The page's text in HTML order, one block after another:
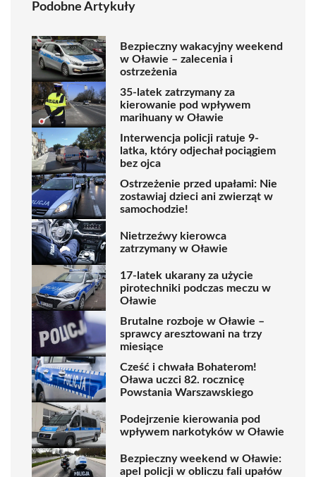
Podobne Artykuły
Bezpieczny wakacyjny weekend
w Oławie – zalecenia i
ostrzeżenia
35-latek zatrzymany za
kierowanie pod wpływem
marihuany w Oławie
Interwencja policji ratuje 9-
latka, który odjechał pociągiem
bez ojca
Ostrzeżenie przed upałami: Nie
zostawiaj dzieci ani zwierząt w
samochodzie!
Nietrzeźwy kierowca
zatrzymany w Oławie
17-latek ukarany za użycie
pirotechniki podczas meczu w
Oławie
Brutalne rozboje w Oławie –
sprawcy aresztowani na trzy
miesiące
Cześć i chwała Bohaterom!
Oława uczci 82. rocznicę
Powstania Warszawskiego
Podejrzenie kierowania pod
wpływem narkotyków w Oławie
Bezpieczny weekend w Oławie:
apel policji w obliczu fali upałów